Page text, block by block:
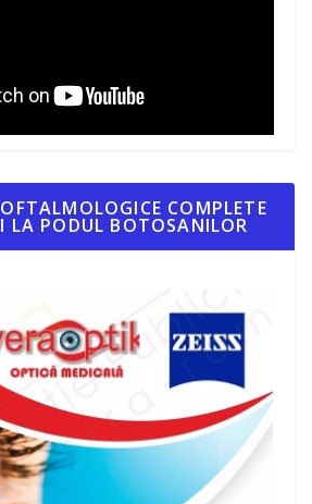
COMPLETE
LA PODUL BOTOSANILOR